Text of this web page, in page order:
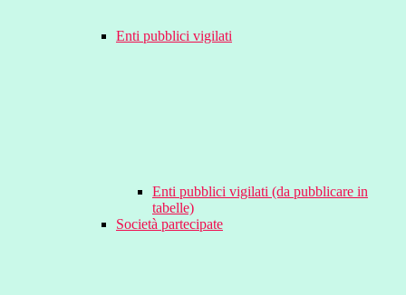
Enti pubblici vigilati
Enti pubblici vigilati (da pubblicare in
tabelle)
Società partecipate